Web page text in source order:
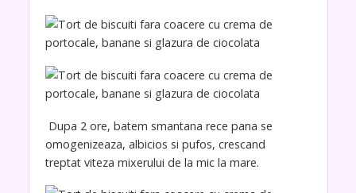
Dupa 2 ore, batem smantana rece pana se
omogenizeaza, albicios si pufos, crescand
treptat viteza mixerului de la mic la mare.